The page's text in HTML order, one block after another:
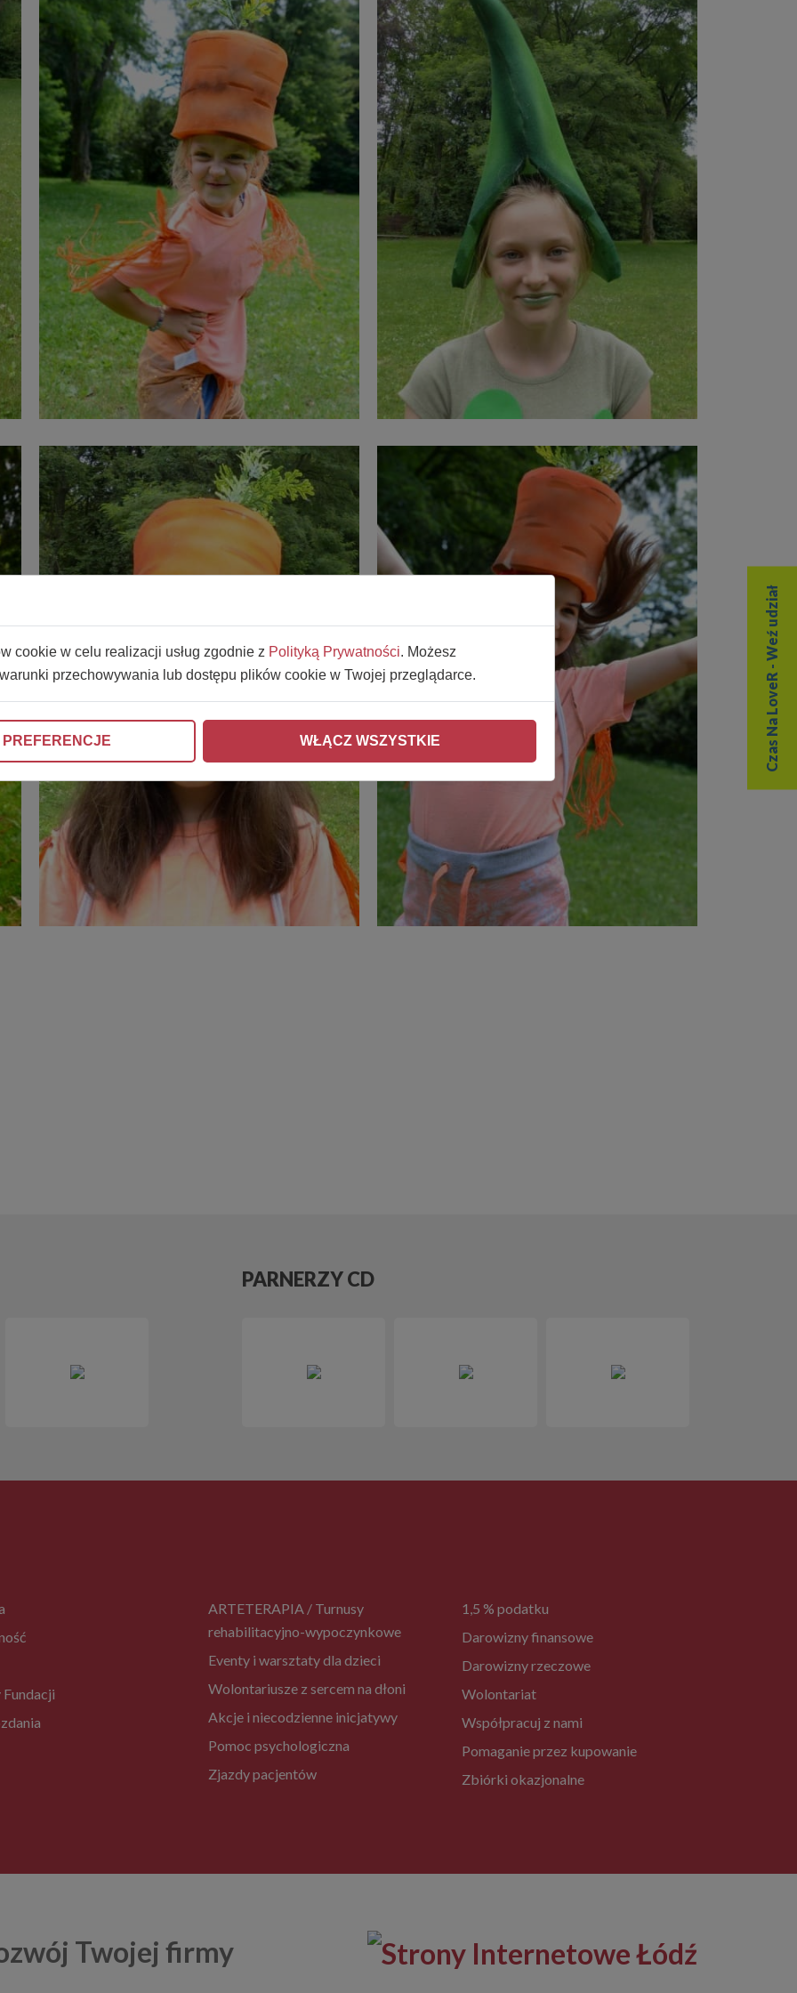
cookie w celu realizacji usług zgodnie z Polityką Prywatności. Możesz
przechowywania lub dostępu plików cookie w Twojej przeglądarce.
PREFERENCJE WŁĄCZ WSZYSTKIE
PARNERZY CD
ARTETERAPIA / Turnusy
rehabilitacyjno-wypoczynkowe
Eventy i warsztaty dla dzieci
Wolontariusze z sercem na dłoni
Akcje i niecodzienne inicjatywy
Pomoc psychologiczna
Zjazdy pacjentów
1,5 % podatku
Darowizny finansowe
Darowizny rzeczowe
Wolontariat
Współpracuj z nami
Pomaganie przez kupowanie
Zbiórki okazjonalne
Twojej firmy
Czas Na LoveR - Weź udział